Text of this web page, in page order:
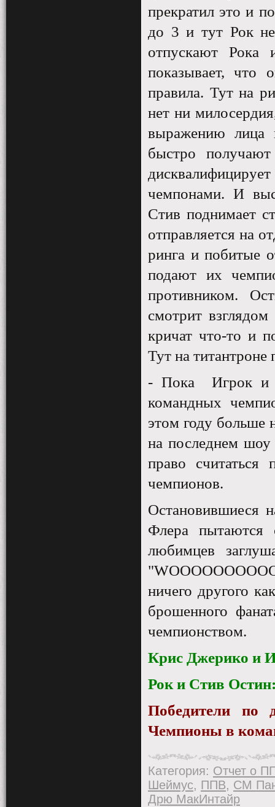
прекратил это и
до 3 и тут Рок
отпускают
показывает, что
правила. Тут на
нет ни
выражению лица
быстро
чемпонами. И
Стив поднимает
отправляется на
ринга и побитые
подают их
противником.
смотрит
кричат что-то и
Тут на титантроне
- Пока
Игрок и
командных
этом году больше
на последнем шоу
право
чемпионов.
Остановившиеся
Флера пытаются
любимцев
"
ничего другого
брошенного
чемпионством.
Крис Джерико и
Рок и Стив
Победители по
Чемпионы в
Категория: Отчет о
Шеймус, ППВ, СМ
Дрю МакИнтайр